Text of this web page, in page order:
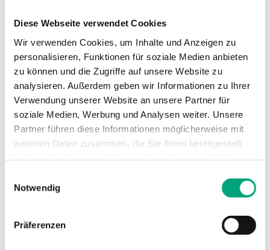
Diese Webseite verwendet Cookies
Wir verwenden Cookies, um Inhalte und Anzeigen zu
personalisieren, Funktionen für soziale Medien anbieten
zu können und die Zugriffe auf unsere Website zu
analysieren. Außerdem geben wir Informationen zu Ihrer
Verwendung unserer Website an unsere Partner für
soziale Medien, Werbung und Analysen weiter. Unsere
Partner führen diese Informationen möglicherweise mit
weiteren Daten zusammen, die Sie ihnen bereitgestellt
Notwendig
Präferenzen
Max.
1600 kPa
Medientemperatur -5…150 °C
Stutzen DZR Messing CW511L
Verschlussdeckel DZR Messing CW511L